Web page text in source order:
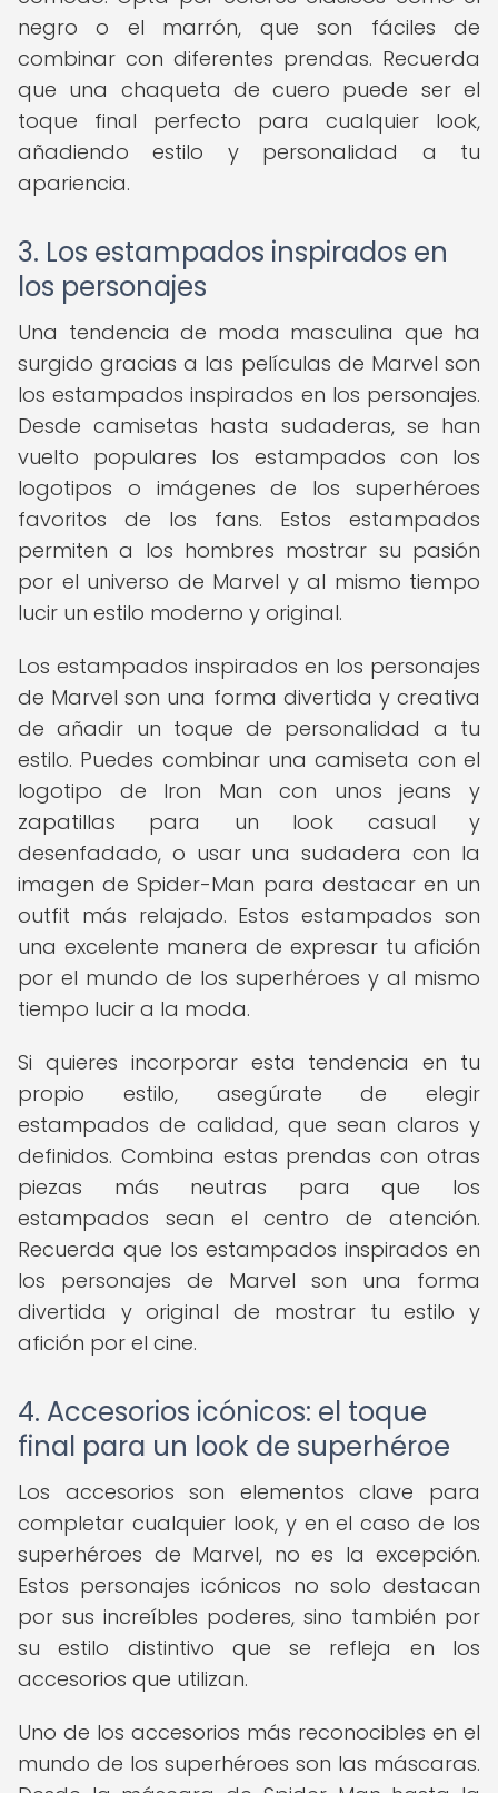
negro o el marrón, que son fáciles de
combinar con diferentes prendas. Recuerda
que una chaqueta de cuero puede ser el
toque final perfecto para cualquier look,
añadiendo estilo y personalidad a tu
apariencia.
3. Los estampados inspirados en
los personajes
Una tendencia de moda masculina que ha
surgido gracias a las películas de Marvel son
los estampados inspirados en los personajes.
Desde camisetas hasta sudaderas, se han
vuelto populares los estampados con los
logotipos o imágenes de los superhéroes
favoritos de los fans. Estos estampados
permiten a los hombres mostrar su pasión
por el universo de Marvel y al mismo tiempo
lucir un estilo moderno y original.
Los estampados inspirados en los personajes
de Marvel son una forma divertida y creativa
de añadir un toque de personalidad a tu
estilo. Puedes combinar una camiseta con el
logotipo de Iron Man con unos jeans y
zapatillas para un look casual y
desenfadado, o usar una sudadera con la
imagen de Spider-Man para destacar en un
outfit más relajado. Estos estampados son
una excelente manera de expresar tu afición
por el mundo de los superhéroes y al mismo
tiempo lucir a la moda.
Si quieres incorporar esta tendencia en tu
propio estilo, asegúrate de elegir
estampados de calidad, que sean claros y
definidos. Combina estas prendas con otras
piezas más neutras para que los
estampados sean el centro de atención.
Recuerda que los estampados inspirados en
los personajes de Marvel son una forma
divertida y original de mostrar tu estilo y
afición por el cine.
4. Accesorios icónicos: el toque
final para un look de superhéroe
Los accesorios son elementos clave para
completar cualquier look, y en el caso de los
superhéroes de Marvel, no es la excepción.
Estos personajes icónicos no solo destacan
por sus increíbles poderes, sino también por
su estilo distintivo que se refleja en los
accesorios que utilizan.
Uno de los accesorios más reconocibles en el
mundo de los superhéroes son las máscaras.